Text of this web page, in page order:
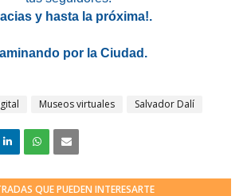
y hasta la próxima!.
por la Ciudad.
Museos virtuales Salvador Dalí
QUE PUEDEN INTERESARTE